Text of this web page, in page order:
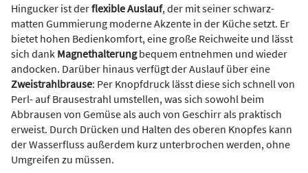
Hingucker ist derflexible Auslauf, der mit seiner schwarz-
matten Gummierung moderne Akzente in der Küche setzt. Er
bietet hohen Bedienkomfort, eine große Reichweite und lässt
sich dank Magnethalterungbequem entnehmen und wieder
andocken. Darüber hinaus verfügt der Auslauf über eine
Zweistrahlbrause: Per Knopfdruck lässt diese sich schnell von
Perl- auf Brausestrahl umstellen, was sich sowohl beim
Abbrausen von Gemüse als auch von Geschirr als praktisch
erweist. Durch Drücken und Halten des oberen Knopfes kann
der Wasserfluss außerdem kurz unterbrochen werden, ohne
Umgreifen zu müssen.